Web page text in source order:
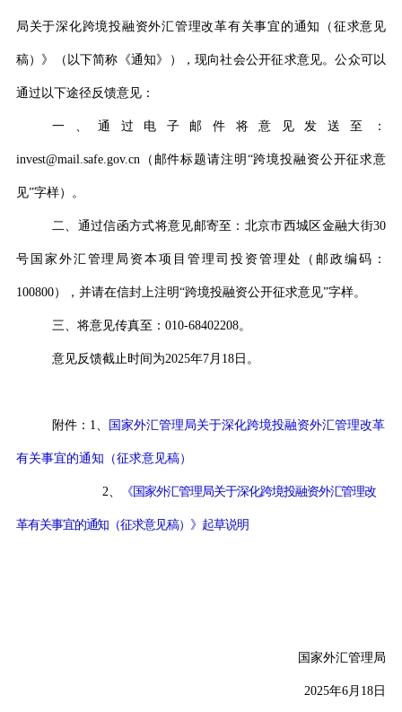
局关于深化跨境投融资外汇管理改革有关事宜的通知（征求意见
稿）》（以下简称《通知》），现向社会公开征求意见。公众可以
通过以下途径反馈意见：
一、通过电子邮件将意见发送至：
invest@mail.safe.gov.cn （邮件标题请注明 “跨境投融资公开征求意
见”字样）。
二、通过信函方式将意见邮寄至：北京市西城区金融大街30
号国家外汇管理局资本项目管理司投资管理处（邮政编码：
100800），并请在信封上注明“跨境投融资公开征求意见”字样。
三、将意见传真至： 010-68402208。
意见反馈截止时间为2025年7月 18日。
附件：1 国家外汇管理局关于深化跨境投融资外汇管理改革
有关事宜的通知（征求意见稿）
2 《国家外汇管理局关于深化跨境投融资外汇管理改
革有关事宜的通知（征求意见稿）》起草说明
国家外汇管理局
2025年6 月 18 日